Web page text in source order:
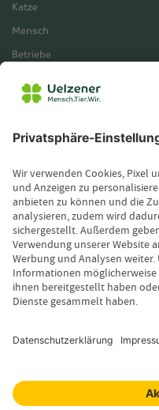
Katze
Mensch
Betriebe
Service
Kontakt
Leistungsfall melden
Produktinformationen
Wissenswertes
Magazin
Newsletter-Anmeldung
Copyright © 2026 Uelzener
Cookie-Einstellungen